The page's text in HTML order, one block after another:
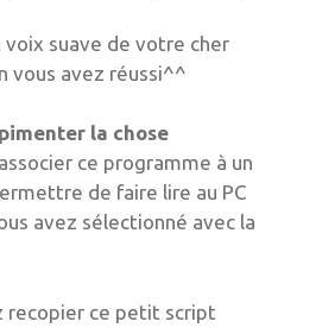
voix suave de votre cher
vous avez réussi^^
la chose
ce programme à un
de faire lire au PC
avez sélectionné avec la
recopier ce petit script